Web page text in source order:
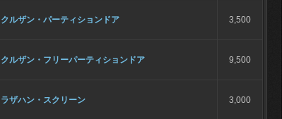
クルザン・パーティションドア 3,500
クルザン・フリーパーティションドア 9,500
ラザハン・スクリーン 3,000